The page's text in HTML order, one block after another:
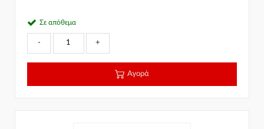
Σε απόθεμα
- +
Αγορά